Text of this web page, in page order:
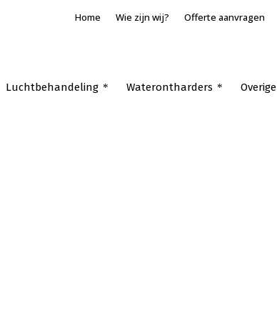
Home Wie zijn wij? Offerte aanvragen
Luchtbehandeling Waterontharders Overige